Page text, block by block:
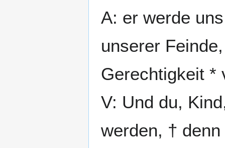
A: er werde
unserer
Gerechtigkeit *
V: Und du,
werden, †